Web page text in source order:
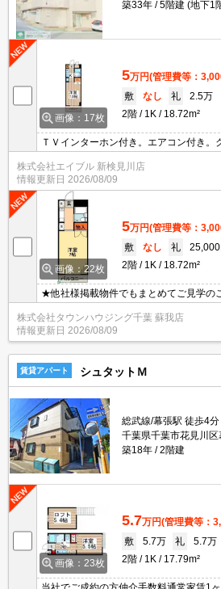
築33年
5階建 (地下1
画像：17枚
5万円(管理費等：
敷
なし 礼
2.5万
2階
1K 18.72m²
ＴＶインターホン付き。エアコン付き。
器付き。駅まで徒歩5分圏内!。買い物便
ビニへ150m。都市ガス使用。鉄筋コン
賃の55%。
株式会社エイブル 新検見川店
情報更新日 2026/08/09
画像：22枚
5万円(管理費等：
敷
なし 礼
25,000
2階
1K 18.72m²
★他社様掲載物件でもまとめてご見学の
お時間の中で効率よくお部屋探しができ
ただきます！お気軽にお問合せ下さい♪
株式会社タウンハウジング千葉 蘇我店
情報更新日 2026/08/09
賃貸アパート シュタットＭ
総武線/幕張駅 徒歩4分
千葉県千葉市花見川区
築18年
2階建
画像：23枚
5.7万円(管理費等：
敷
5.7万 礼
5.7万
2階
1K 17.79m²